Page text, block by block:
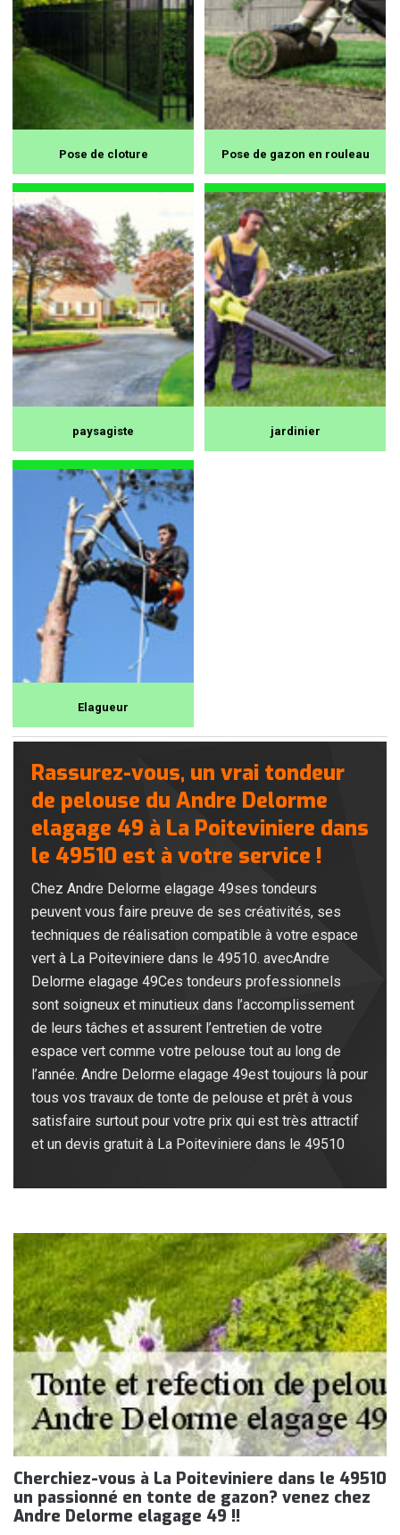
Pose de cloture Pose de gazon en rouleau
paysagiste jardinier
Elagueur
Rassurez-vous, un vrai tondeur
de pelouse du Andre Delorme
elagage 49 à La Poiteviniere dans
le 49510 est à votre service !
Chez Andre Delorme elagage 49ses tondeurs
peuvent vous faire preuve de ses créativités, ses
techniques de réalisation compatible à votre espace
vert à La Poiteviniere dans le 49510. avecAndre
Delorme elagage 49Ces tondeurs professionnels
sont soigneux et minutieux dans l’accomplissement
de leurs tâches et assurent l’entretien de votre
espace vert comme votre pelouse tout au long de
l’année. Andre Delorme elagage 49est toujours là pour
tous vos travaux de tonte de pelouse et prêt à vous
satisfaire surtout pour votre prix qui est très attractif
et un devis gratuit à La Poiteviniere dans le 49510
Cherchiez-vous à La Poiteviniere dans le 49510
un passionné en tonte de gazon? venez chez
Andre Delorme elagage 49 !!